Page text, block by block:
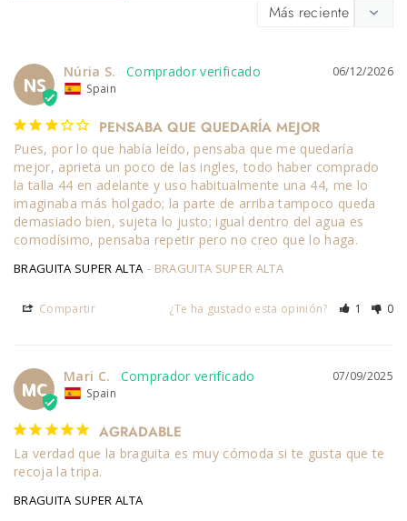
NS
06/12/2026
Núria S.
Spain
PENSABA QUE QUEDARÍA MEJOR
Pues, por lo que había leído, pensaba que me quedaría
mejor, aprieta un poco de las ingles, todo haber comprado
la talla 44 en adelante y uso habitualmente una 44, me lo
imaginaba más holgado; la parte de arriba tampoco queda
demasiado bien, sujeta lo justo; igual dentro del agua es
comodísimo, pensaba repetir pero no creo que lo haga.
BRAGUITA SUPER ALTA BRAGUITA SUPER ALTA
Compartir ¿Te ha gustado esta opinión? 1 0
MC
07/09/2025
Mari C.
Spain
AGRADABLE
La verdad que la braguita es muy cómoda si te gusta que te
recoja la tripa.
BRAGUITA SUPER ALTA